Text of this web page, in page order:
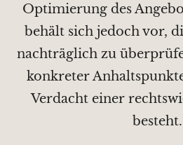
Optimierung des
behält sich jedoch vor,
nachträglich zu
konkreter
Verdacht einer
besteht.